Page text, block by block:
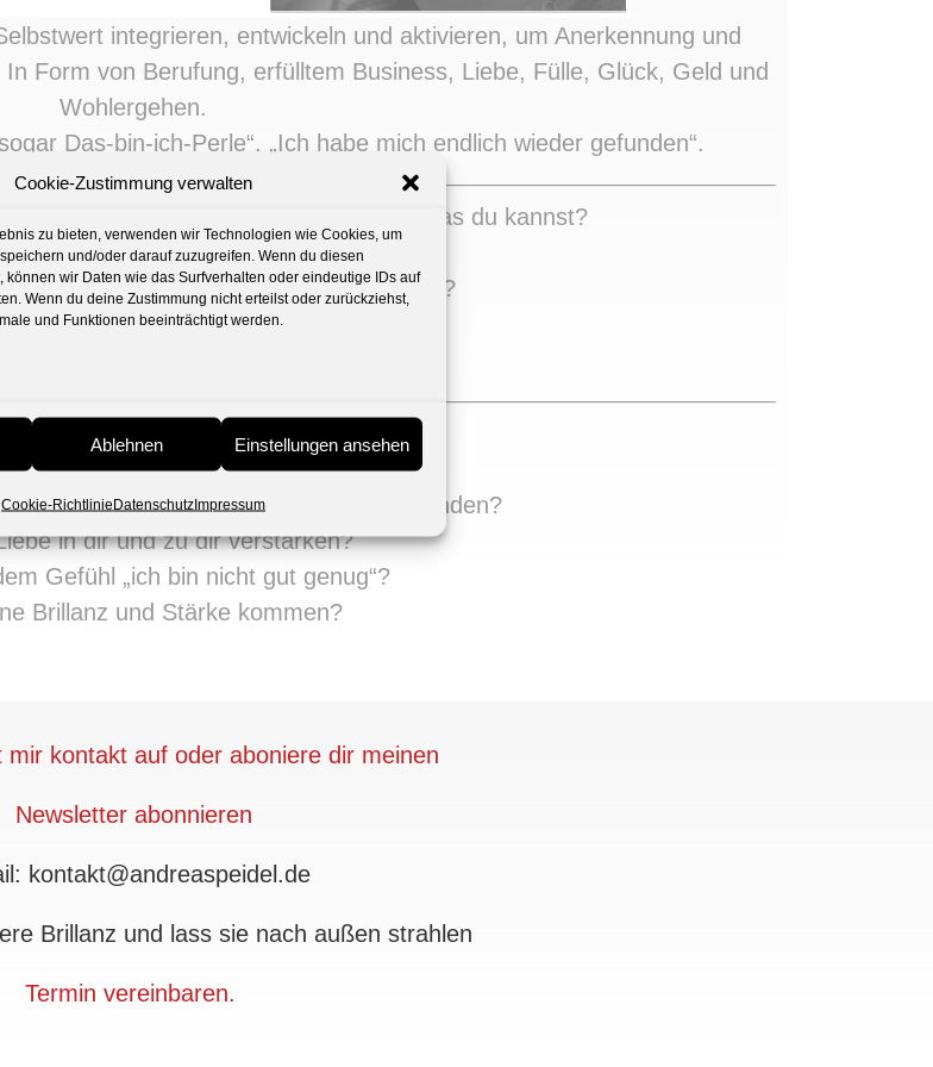
Cookie-Zustimmung verwalten
zu bieten, verwenden wir Technologien wie Cookies, um
und/oder darauf zuzugreifen. Wenn du diesen
können wir Daten wie das Surfverhalten oder eindeutige IDs auf
Wenn du deine Zustimmung nicht erteilst oder zurückziehst,
und Funktionen beeinträchtigt werden.
Ablehnen Einstellungen ansehen
Cookie-RichtlinieDatenschutzImpressum
integrieren, entwickeln und aktivieren, um Anerkennung und
Form von Berufung, erfülltem Business, Liebe, Fülle, Glück, Geld und
Wohlergehen.
Das-bin-ich-Perle“. „Ich habe mich endlich wieder gefunden“.
mit dem, was du bist und was du kannst?
noch unerklärliche Hindernisse,
Wert nicht zum Vorschein bringen lassen?
mit einem geringen Selbstwert herum?
nach einer Aufgabe, die dich erfüllt?
Du möchtest:
in eine glückliche Richtung gestalten?
einer Vision oder einer Berufung verbinden?
in dir und zu dir verstärken?
Gefühl „ich bin nicht gut genug“?
Brillanz und Stärke kommen?
mir kontakt auf oder aboniere dir meinen
Newsletter abonnieren
kontakt@andreaspeidel.de
Brillanz und lass sie nach außen strahlen
Termin vereinbaren.